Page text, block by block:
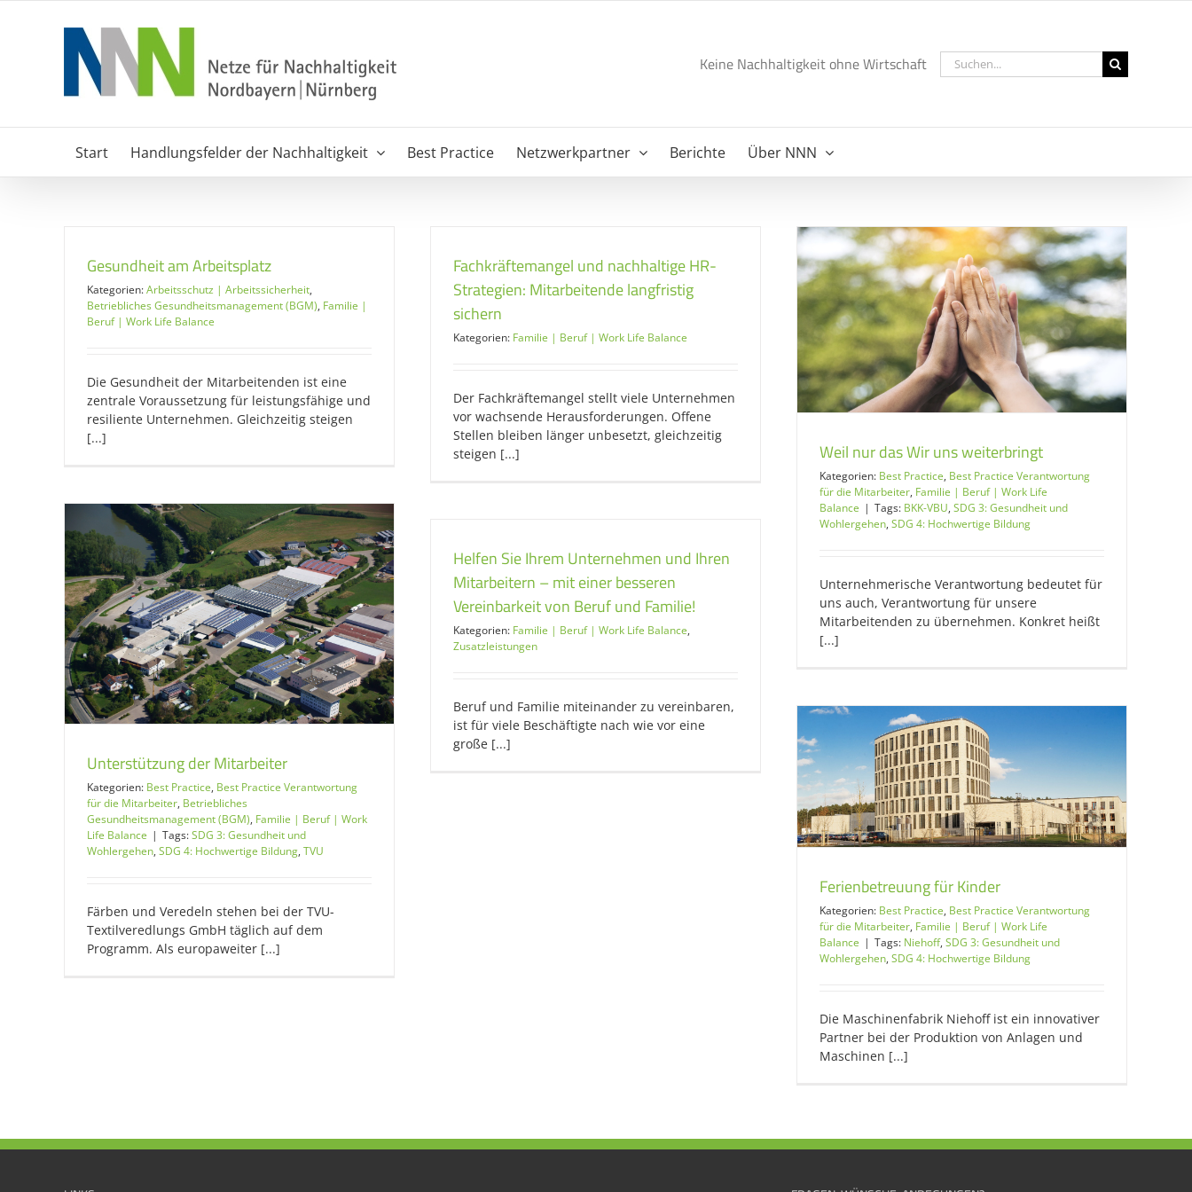
Keine Nachhaltigkeit ohne Wirtschaft
Suche
nach:
Start Handlungsfelder der Nachhaltigkeit Best Practice Netzwerkpartner Berichte Über NNN
Gesundheit am Arbeitsplatz
Kategorien:Arbeitsschutz | Arbeitssicherheit,
Betriebliches Gesundheitsmanagement (BGM), Familie |
Beruf | Work Life Balance
Die Gesundheit der Mitarbeitenden ist eine
zentrale Voraussetzung für leistungsfähige und
resiliente Unternehmen. Gleichzeitig steigen
[...]
Fachkräftemangel und nachhaltige HR-
Strategien: Mitarbeitende langfristig
sichern
Kategorien: Familie | Beruf | Work Life Balance
Der Fachkräftemangel stellt viele Unternehmen
vor wachsende Herausforderungen. Offene
Stellen bleiben länger unbesetzt, gleichzeitig
steigen [...]
Weil nur das Wir uns weiterbringt
Kategorien: Best Practice, Best Practice Verantwortung
für die Mitarbeiter, Familie | Beruf | Work Life
Balance | Tags: BKK-VBU, SDG 3: Gesundheit und
Wohlergehen, SDG 4: Hochwertige Bildung
Unternehmerische Verantwortung bedeutet für
uns auch, Verantwortung für unsere
Mitarbeitenden zu übernehmen. Konkret heißt
[...]
Unterstützung der Mitarbeiter
Kategorien: Best Practice, Best Practice Verantwortung
für die Mitarbeiter, Betriebliches
Gesundheitsmanagement (BGM), Familie | Beruf | Work
Life Balance | Tags:SDG 3: Gesundheit und
Wohlergehen, SDG 4: Hochwertige Bildung, TVU
Färben und Veredeln stehen bei der TVU-
Textilveredlungs GmbH täglich auf dem
Programm. Als europaweiter [...]
Helfen Sie Ihrem Unternehmen und Ihren
Mitarbeitern – mit einer besseren
Vereinbarkeit von Beruf und Familie!
Kategorien: Familie | Beruf | Work Life Balance,
Zusatzleistungen
Beruf und Familie miteinander zu vereinbaren,
ist für viele Beschäftigte nach wie vor eine
große [...]
Ferienbetreuung für Kinder
Kategorien: Best Practice, Best Practice Verantwortung
für die Mitarbeiter, Familie | Beruf | Work Life
Balance | Tags: Niehoff, SDG 3: Gesundheit und
Wohlergehen, SDG 4: Hochwertige Bildung
Die Maschinenfabrik Niehoff ist ein innovativer
Partner bei der Produktion von Anlagen und
Maschinen [...]